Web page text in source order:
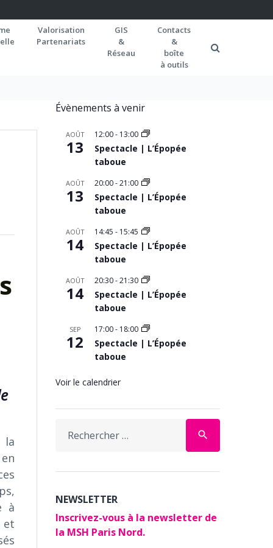
Valorisation
Partenariats
GIS
&
Réseau
Contacts
&
boîte
à outils
la
à
Évènements à venir
AOÛT
13
12:00- 13:00
Spectacle | L’Épopée
taboue
AOÛT
13
20:00-21:00
Spectacle | L’Épopée
taboue
AOÛT
14
14:45 - 15:45
Spectacle | L’Épopée
taboue
AOÛT
14
20:30-21:30
Spectacle | L’Épopée
taboue
SEP
12
17:00- 18:00
Spectacle | L’Épopée
taboue
Voir le calendrier
for:
search
NEWSLETTER
Inscrivez-vous à la newsletter de
la MSH Paris Nord.